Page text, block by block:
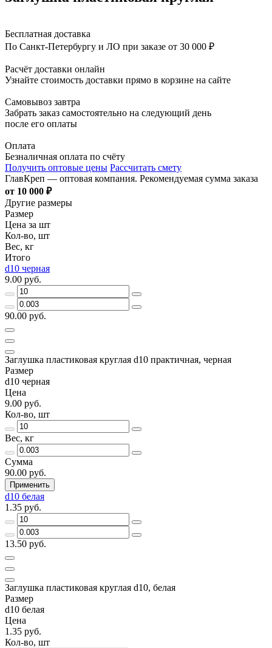
Бесплатная доставка
По Санкт-Петербургу и ЛО при заказе от 30 000 ₽
Расчёт доставки онлайн
Узнайте стоимость доставки прямо в корзине на сайте
Самовывоз завтра
Забрать заказ самостоятельно на следующий день
после его оплаты
Оплата
Безналичная оплата по счёту
Получить оптовые цены Рассчитать смету
ГлавКреп — оптовая компания. Рекомендуемая сумма заказа
от 10 000 ₽
Другие размеры
Размер
Цена за шт
Кол-во, шт
Вес, кг
Итого
d10 черная
9.00 руб.
90.00 руб.
Заглушка пластиковая круглая d10 практичная, черная
Размер
d10 черная
Цена
9.00 руб.
Кол-во, шт
Вес, кг
Сумма
90.00 руб.
Применить
d10 белая
1.35 руб.
13.50 руб.
Заглушка пластиковая круглая d10, белая
Размер
d10 белая
Цена
1.35 руб.
Кол-во, шт